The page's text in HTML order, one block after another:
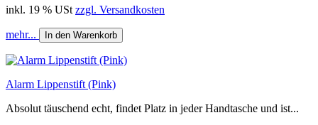
inkl. 19 % USt zzgl. Versandkosten
mehr... In den Warenkorb
Alarm Lippenstift (Pink)
Absolut täuschend echt, findet Platz in jeder Handtasche und ist...